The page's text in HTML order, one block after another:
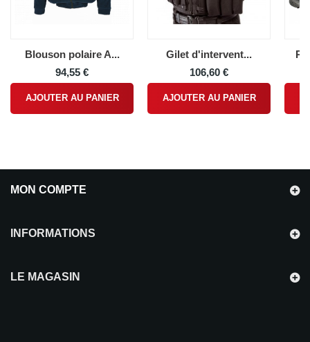
Blouson polaire A...
94,55 €
AJOUTER AU PANIER
Gilet d'intervent...
106,60 €
AJOUTER AU PANIER
MON COMPTE
INFORMATIONS
LE MAGASIN